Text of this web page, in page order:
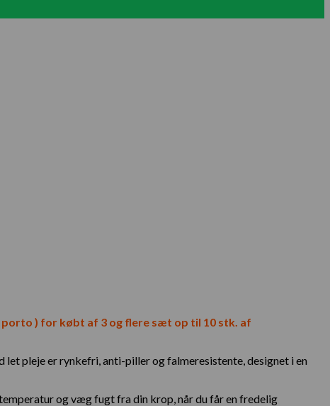
) for købt af 3 og flere sæt op til 10 stk. af
pleje er rynkefri, anti-piller og falmeresistente, designet i en
og væg fugt fra din krop, når du får en fredelig